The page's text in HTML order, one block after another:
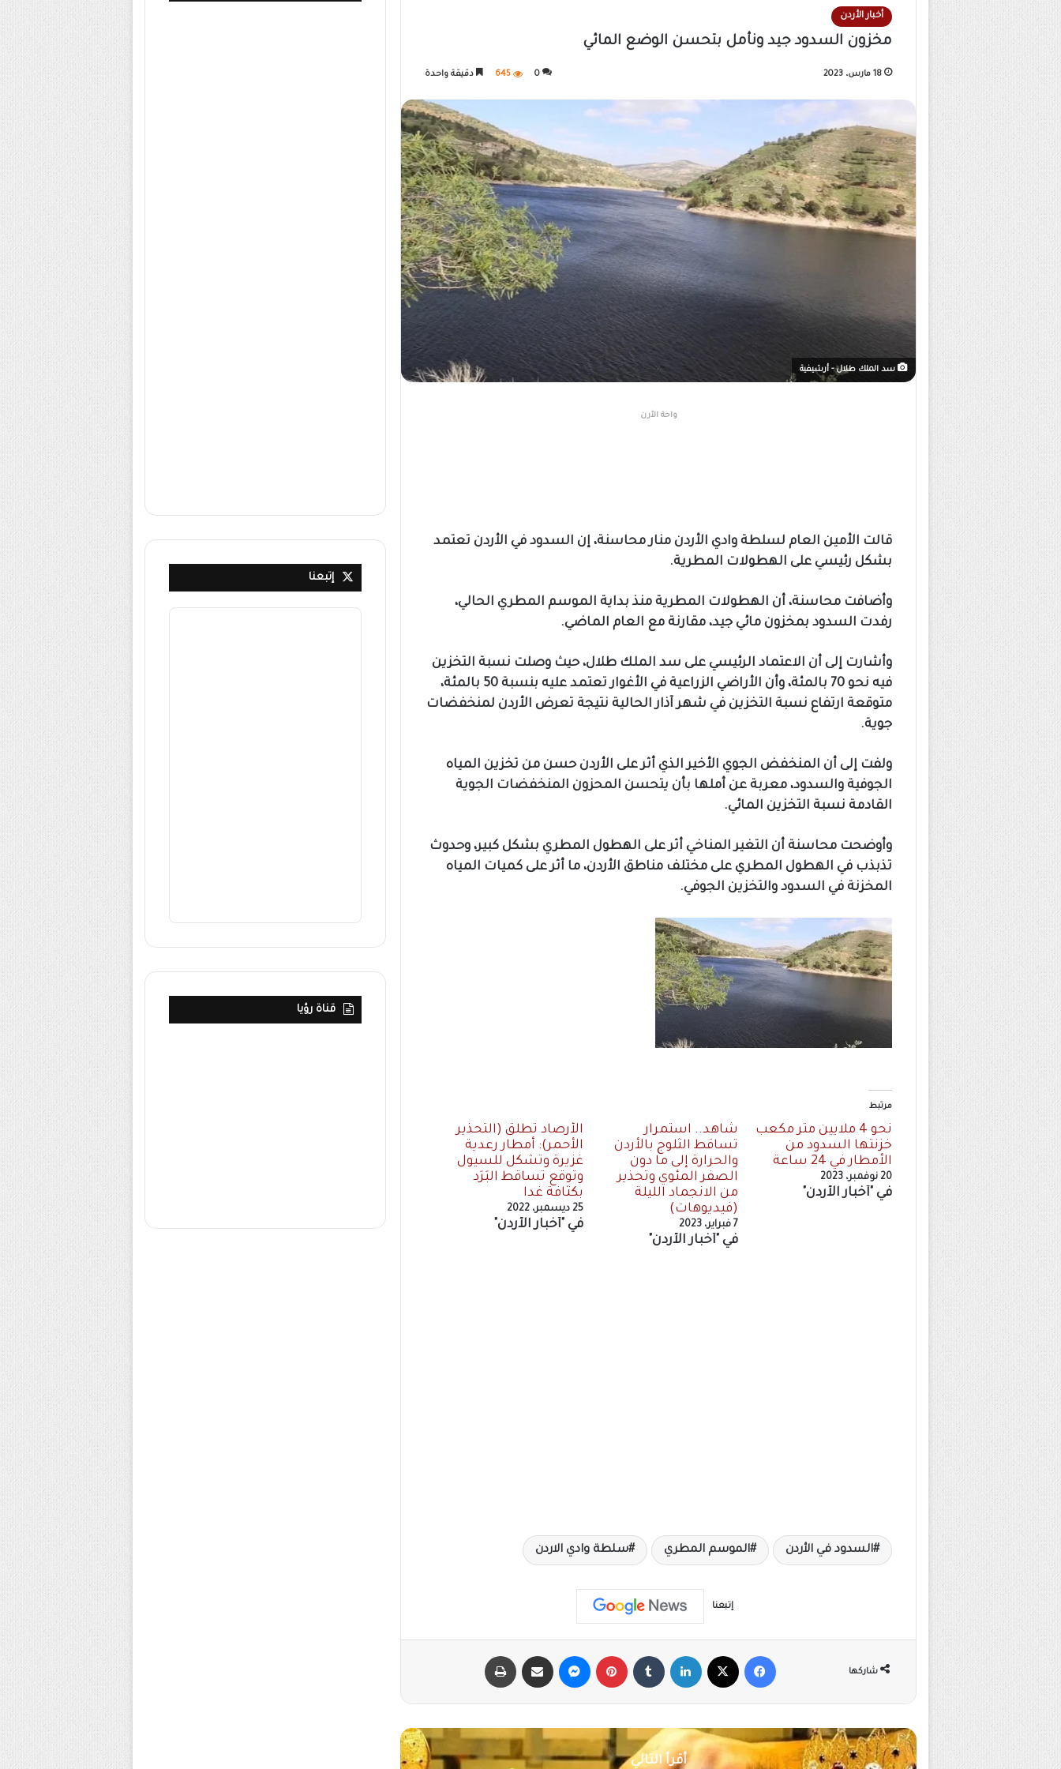
أخبار الأردن
مخزون السدود جيد ونأمل بتحسن الوضع المائي
18 مارس، 2023 0
645 دقيقة واحدة
سد الملك طلال - أرشيفية
واحة الأرن
قالت الأمين العام لسلطة وادي الأردن منار محاسنة، إن السدود في الأردن تعتمد
بشكل رئيسي على الهطولات المطرية.
وأضافت محاسنة، أن الهطولات المطرية منذ بداية الموسم المطري الحالي،
رفدت السدود بمخزون مائي جيد، مقارنة مع العام الماضي.
وأشارت إلى أن الاعتماد الرئيسي على سد الملك طلال، حيث وصلت نسبة التخزين
فيه نحو 70 بالمئة، وأن الأراضي الزراعية في الأغوار تعتمد عليه بنسبة 50 بالمئة،
متوقعة ارتفاع نسبة التخزين في شهر آذار الحالية نتيجة تعرض الأردن لمنخفضات
جوية.
ولفت إلى أن المنخفض الجوي الأخير الذي أثر على الأردن حسن من تخزين المياه
الجوفية والسدود، معربة عن أملها بأن يتحسن المحزون المنخفضات الجوية
القادمة نسبة التخزين المائي.
وأوضحت محاسنة أن التغير المناخي أثر على الهطول المطري بشكل كبير، وحدوث
تذبذب في الهطول المطري على مختلف مناطق الأردن، ما أثر على كميات المياه
المخزنة في السدود والتخزين الجوفي.
مرتبط
نحو 4 ملايين متر مكعب
خزنتها السدود من
الأمطار في 24 ساعة
20 نوفمبر، 2023
في "أخبار الأردن"
شاهد.. استمرار
تساقط الثلوج بالأردن
والحرارة إلى ما دون
الصفر المئوي وتحذير
من الانجماد الليلة
(فيديوهات)
7 فبراير، 2023
في "أخبار الأردن"
الأرصاد تطلق (التحذير
الأحمر): أمطار رعدية
غزيرة وتشكل للسيول
وتوقع تساقط البَرَد
بكثافة غدا
25 ديسمبر، 2022
في "أخبار الأردن"
السدود في الأردن الموسم المطري سلطة وادي الاردن
إتبعنا
شاركها
أقرأ التالي
إتبعنا
قناة رؤيا